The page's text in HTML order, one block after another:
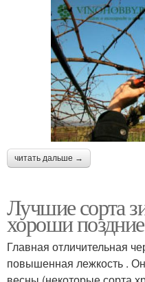
читать дальше →
Лучшие сорта
хороши
Главная отличительная
повышенная лежкость .